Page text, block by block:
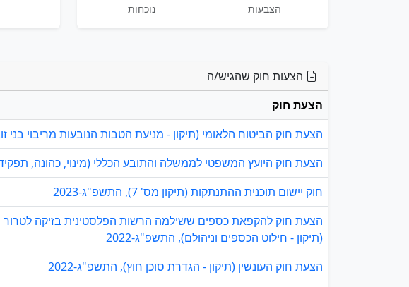
הצבעות נוכחות
הצעות חוק שהגיש/ה
הצעת חוק
הצעת חוק הביטוח הלאומי (תיקון - מניעת הטבות הנובעות מריבוי בני
הצעת חוק היועץ המשפטי לממשלה והתובע הכללי (מינוי, כהונה,
חוק יישום תוכנית ההתנתקות (תיקון מס' 7), התשפ"ג-2023
הצעת חוק להקפאת כספים ששילמה הרשות הפלסטינית בזיקה
(תיקון - חילוט הכספים וניהולם), התשפ"ג-2022
הצעת חוק העונשין (תיקון - הגדרת סוכן חוץ), התשפ"ג-2022